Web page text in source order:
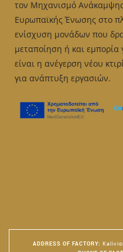
τον Μηχανισμό Ανάκαμψης
Ευρωπαϊκής Ένωσης στο
ενίσχυση μονάδων που
μεταποίηση ή και εμπορία
είναι η ανέγερση νέου
για ανάπτυξη εργασιών.
ADDRESS OF FACTORY: